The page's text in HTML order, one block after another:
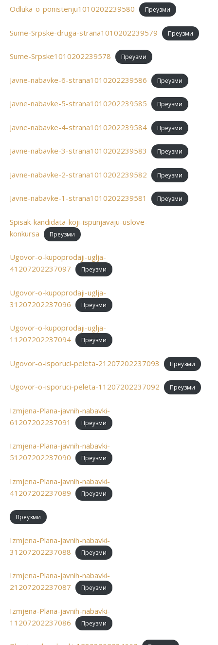
Odluka-o-ponistenju1010202239580 Преузми
Sume-Srpske-druga-strana1010202239579 Преузми
Sume-Srpske1010202239578 Преузми
Javne-nabavke-6-strana1010202239586 Преузми
Javne-nabavke-5-strana1010202239585 Преузми
Javne-nabavke-4-strana1010202239584 Преузми
Javne-nabavke-3-strana1010202239583 Преузми
Javne-nabavke-2-strana1010202239582 Преузми
Javne-nabavke-1-strana1010202239581 Преузми
Spisak-kandidata-koji-ispunjavaju-uslove-
konkursa
Преузми
Ugovor-o-kupoprodaji-uglja-
41207202237097
Преузми
Ugovor-o-kupoprodaji-uglja-
31207202237096
Преузми
Ugovor-o-kupoprodaji-uglja-
11207202237094
Преузми
Ugovor-o-isporuci-peleta-21207202237093 Преузми
Ugovor-o-isporuci-peleta-11207202237092 Преузми
Izmjena-Plana-javnih-nabavki-
61207202237091
Преузми
Izmjena-Plana-javnih-nabavki-
51207202237090
Преузми
Izmjena-Plana-javnih-nabavki-
41207202237089
Преузми
Преузми
Izmjena-Plana-javnih-nabavki-
31207202237088
Преузми
Izmjena-Plana-javnih-nabavki-
21207202237087
Преузми
Izmjena-Plana-javnih-nabavki-
11207202237086
Преузми